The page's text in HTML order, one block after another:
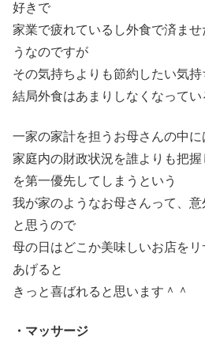
好きで
家業で疲れているし外食で済ま
うなのですが
その気持ちよりも節約したい気
結局外食はあまりしなくなってい
一家の家計を担うお母さんの中に
家庭内の財政状況を誰よりも把
を第一優先してしまうという
我が家のようなお母さんって、
と思うので
母の日はどこか美味しいお店を
あげると
きっと喜ばれると思います＾＾
・マッサージ